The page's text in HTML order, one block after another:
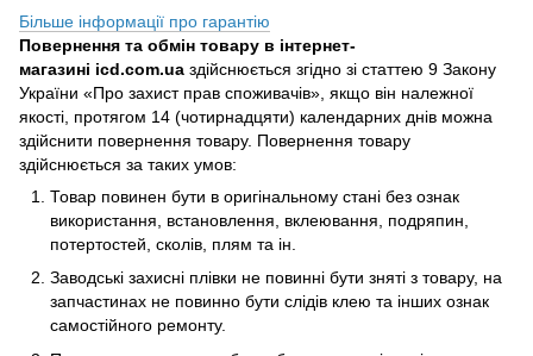
Більше інформації про гарантію
Повернення та обмін товару в інтернет-
магазині icd.com.ua здійснюється згідно зі статтею 9 Закону
України «Про захист прав споживачів», якщо він належної
якості, протягом 14 (чотирнадцяти) календарних днів можна
здійснити повернення товару. Повернення товару
здійснюється за таких умов:
Товар повинен бути в оригінальному стані без ознак
використання, встановлення, вклеювання, подряпин,
потертостей, сколів, плям та ін.
Заводські захисні плівки не повинні бути зняті з товару, на
запчастинах не повинно бути слідів клею та інших ознак
самостійного ремонту.